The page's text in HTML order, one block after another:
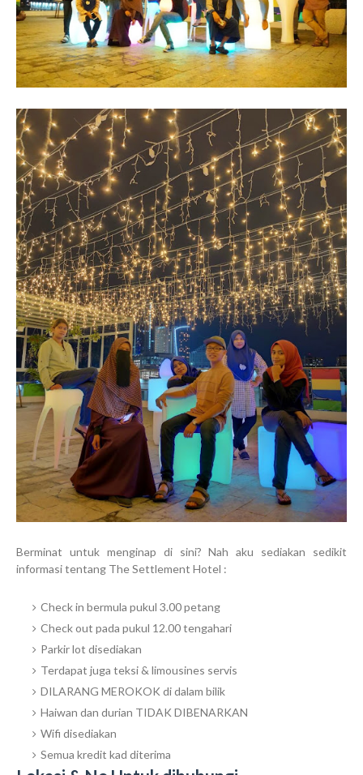
Berminat untuk menginap di sini? Nah aku sediakan sedikit
informasi tentang The Settlement Hotel :
Check in bermula pukul 3.00 petang
Check out pada pukul 12.00 tengahari
Parkir lot disediakan
Terdapat juga teksi & limousines servis
DILARANG MEROKOK di dalam bilik
Haiwan dan durian TIDAK DIBENARKAN
Wifi disediakan
Semua kredit kad diterima